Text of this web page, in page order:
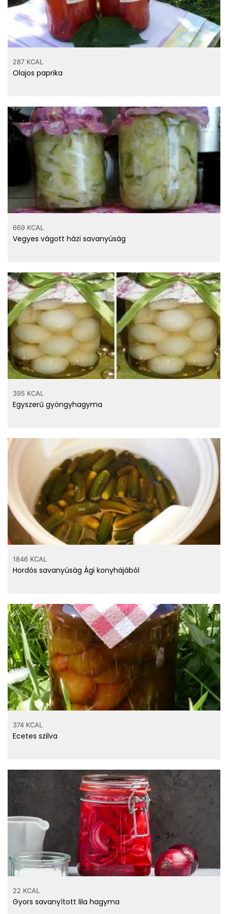
287 KCAL
Olajos paprika
669 KCAL
Vegyes vágott házi savanyúság
395 KCAL
Egyszerű gyöngyhagyma
1846 KCAL
Hordós savanyúság Ági konyhájából
374 KCAL
Ecetes szilva
22 KCAL
Gyors savanyított lila hagyma